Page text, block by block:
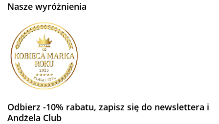
Nasze wyróżnienia
Odbierz -10% rabatu, zapisz się do newslettera i
Andżela Club